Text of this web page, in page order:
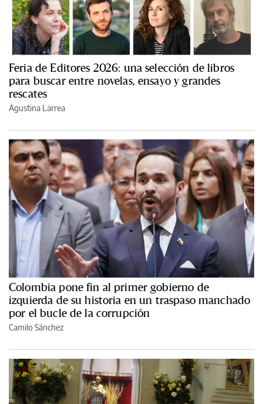
Feria de Editores 2026: una selección de libros
para buscar entre novelas, ensayo y grandes
rescates
Agustina Larrea
Colombia pone fin al primer gobierno de
izquierda de su historia en un traspaso manchado
por el bucle de la corrupción
Camilo Sánchez